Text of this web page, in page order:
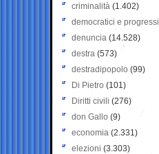
criminalità (1.402)
democratici e
denuncia (14.528)
destra (573)
destradipopolo (99)
Di Pietro (101)
Diritti civili (276)
don Gallo (9)
economia (2.331)
elezioni (3.303)